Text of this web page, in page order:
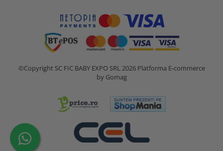
©Copyright SC FIC BABY EXPO SRL 2026 Platforma E-commerce
by Gomag